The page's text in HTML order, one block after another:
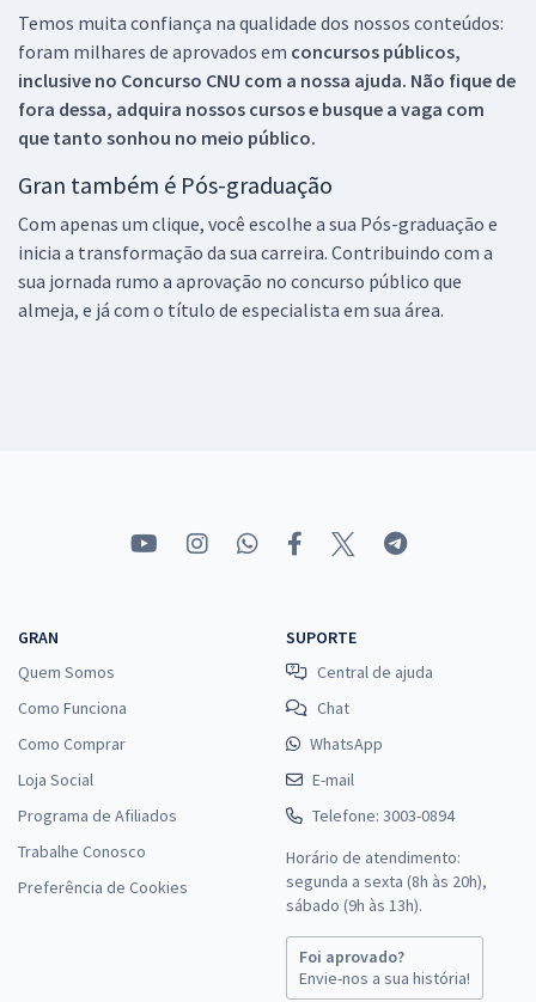
Temos muita confiança na qualidade dos nossos conteúdos:
foram milhares de aprovados em concursos públicos,
inclusive no Concurso CNU com a nossa ajuda. Não fique de
fora dessa, adquira nossos cursos e busque a vaga com
que tanto sonhou no meio público.
Gran também é Pós-graduação
Com apenas um clique, você escolhe a sua Pós-graduação e
inicia a transformação da sua carreira. Contribuindo com a
sua jornada rumo a aprovação no concurso público que
almeja, e já com o título de especialista em sua área.
GRAN
Quem Somos
Como Funciona
Como Comprar
Loja Social
Programa de Afiliados
Trabalhe Conosco
Preferência de Cookies
SUPORTE
Central de ajuda
Chat
WhatsApp
E-mail
Telefone: 3003-0894
Horário de atendimento:
segunda a sexta (8h às 20h),
sábado (9h às 13h).
Foi aprovado?
Envie-nos a sua história!